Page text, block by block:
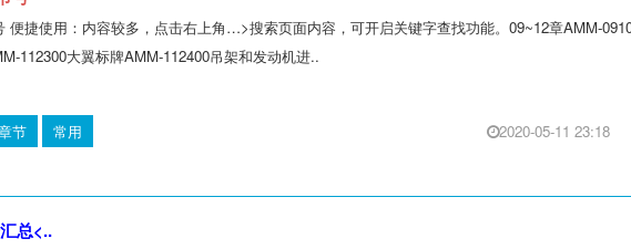
便捷使用：内容较多，点击右上角…>搜索页面内容，可开启关键字查找功能。09~12章AMM-
112300大翼标牌AMM-112400吊架和发动机进..
节 常用 2020-05-11 23:18
总<..